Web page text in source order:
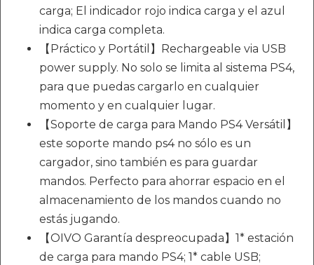
carga; El indicador rojo indica carga y el azul
indica carga completa.
【Práctico y Portátil】Rechargeable via USB
power supply. No solo se limita al sistema PS4,
para que puedas cargarlo en cualquier
momento y en cualquier lugar.
【Soporte de carga para Mando PS4 Versátil】
este soporte mando ps4 no sólo es un
cargador, sino también es para guardar
mandos. Perfecto para ahorrar espacio en el
almacenamiento de los mandos cuando no
estás jugando.
【OIVO Garantía despreocupada】1* estación
de carga para mando PS4; 1* cable USB;